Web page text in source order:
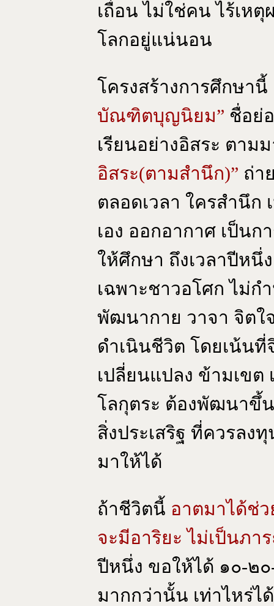
เถื่อน ไม่ใช่คน ไร้เห
โลกอยู่แน่นอน
โครงสร้างการศึกษานี้
บัณฑิตบุญนิยม” ชื่อย่
เรียนอย่างอิสระ ตาม
อิสระ(ตามสำนึก)” ถ่า
ตลอดเวลา ใครสำนึก
เอง ออกอากาศ เป็น
ให้ศึกษา ถึงเวลาปีหนึ่
เฉพาะชาวอโศก ไม่ก
พัฒนากาย วาจา จิตใ
ดำเนินชีวิต โดยเน้นที่
เปลี่ยนแปลง ข้ามเขต
โลกุตระ ต้องพัฒนาขึ้
สิ่งประเสริฐ ที่ควรลง
มาให้ได้
ถ้าชีวิตนี้ อาตมาได้ช่
จะมีอาริยะ ไม่เป็นภา
ปีหนึ่ง ขอให้ได้ ๑๐-๒
มากกว่านั้น เท่าไหร่